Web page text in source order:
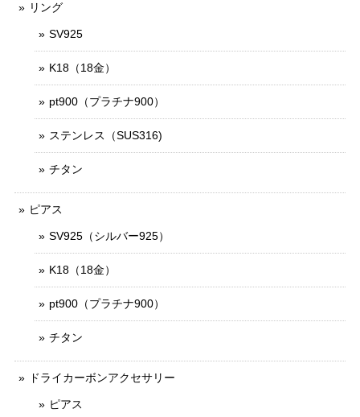
リング
SV925
K18（18金）
pt900（プラチナ900）
ステンレス（SUS316)
チタン
ピアス
SV925（シルバー925）
K18（18金）
pt900（プラチナ900）
チタン
ドライカーボンアクセサリー
ピアス